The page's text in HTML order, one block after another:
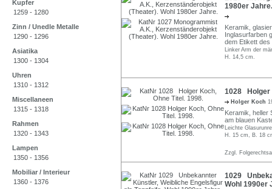
Kupfer
1259 - 1280
Zinn / Unedle Metalle
1290 - 1296
Asiatika
1300 - 1304
Uhren
1310 - 1312
Miscellaneen
1315 - 1318
Rahmen
1320 - 1343
Lampen
1350 - 1356
Mobiliar / Interieur
1360 - 1376
1980er Jahre.
Keramik,
Inglasurfarben
dem Etikett
Linker Arm der
H. 14,5 cm.
1028 Holger
Holger Koch
Keramik, heller
am blauen
Leichte
H. 15 cm, B. 18
Zzgl.
1029
Wohl 1990er